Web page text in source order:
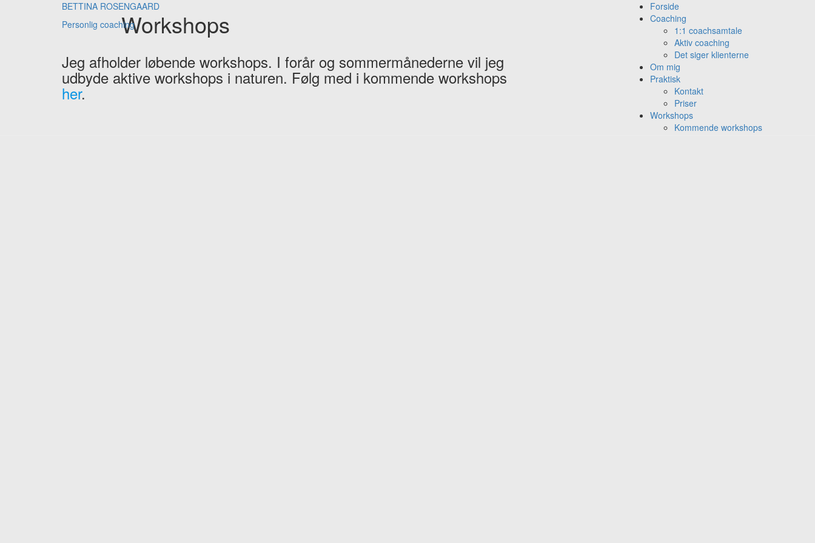
BETTINA ROSENGAARD
Personlig coaching
Forside
Coaching
1:1 coachsamtale
Aktiv coaching
Det siger klienterne
Om mig
Praktisk
Kontakt
Priser
Workshops
Kommende workshops
Workshops
Jeg afholder løbende workshops. I forår og sommermånederne vil jeg
udbyde aktive workshops i naturen. Følg med i kommende workshops
her.